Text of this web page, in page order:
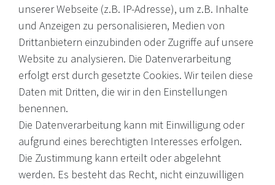
Internationale Weine, Brände, Feinkost & mehr. Entdecken Sie
unser Sortiment online oder in unserem Ladengeschäft. Wenn
Sie Fragen haben, wenden Sie sich an uns.
EMail: shop@victoria-weine.com
Telefon: +49 (0)7931 56 34 11
© 2026 Copyright Victoria Weine
Impressum
unserer Webseite (z.B. IP-Adresse), um z.B. Inhalte
und Anzeigen zu personalisieren, Medien von
Drittanbietern einzubinden oder Zugriffe auf unsere
Website zu analysieren. Die Datenverarbeitung
erfolgt erst durch gesetzte Cookies. Wir teilen diese
Daten mit Dritten, die wir in den Einstellungen
benennen.
Die Datenverarbeitung kann mit Einwilligung oder
aufgrund eines berechtigten Interesses erfolgen.
Die Zustimmung kann erteilt oder abgelehnt
werden. Es besteht das Recht, nicht einzuwilligen